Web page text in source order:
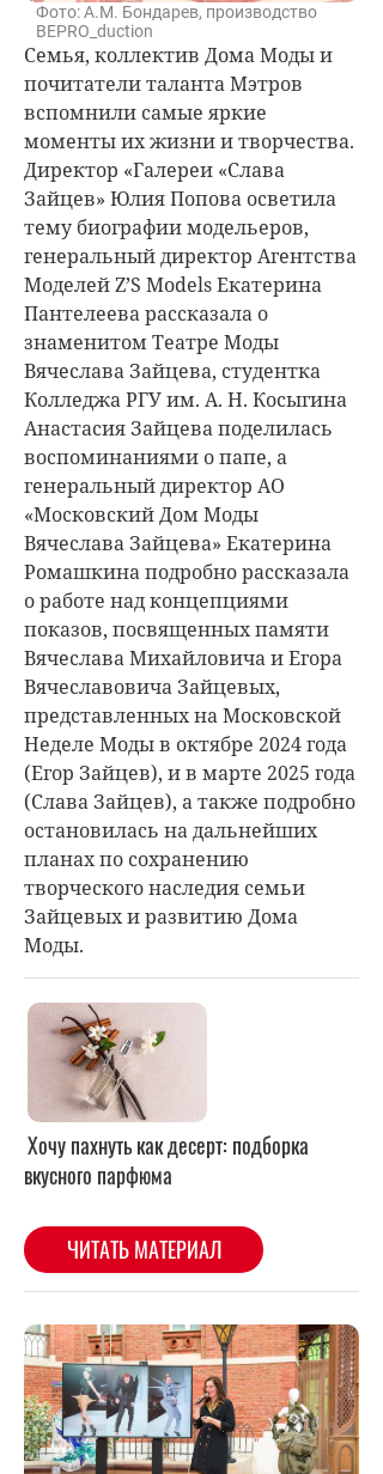
Фото: А.М. Бондарев, производство
BEPRO_duction
Семья, коллектив Дома Моды и
почитатели таланта Мэтров
вспомнили самые яркие
моменты их жизни и творчества.
Директор «Галереи «Слава
Зайцев» Юлия Попова осветила
тему биографии модельеров,
генеральный директор Агентства
Моделей Z’S Models Екатерина
Пантелеева рассказала о
знаменитом Театре Моды
Вячеслава Зайцева, студентка
Колледжа РГУ им. А. Н. Косыгина
Анастасия Зайцева поделилась
воспоминаниями о папе, а
генеральный директор АО
«Московский Дом Моды
Вячеслава Зайцева» Екатерина
Ромашкина подробно рассказала
о работе над концепциями
показов, посвященных памяти
Вячеслава Михайловича и Егора
Вячеславовича Зайцевых,
представленных на Московской
Неделе Моды в октябре 2024 года
(Егор Зайцев), и в марте 2025 года
(Слава Зайцев), а также подробно
остановилась на дальнейших
планах по сохранению
творческого наследия семьи
Зайцевых и развитию Дома
Моды.